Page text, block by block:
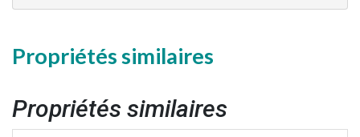
Propriétés similaires
Propriétés similaires